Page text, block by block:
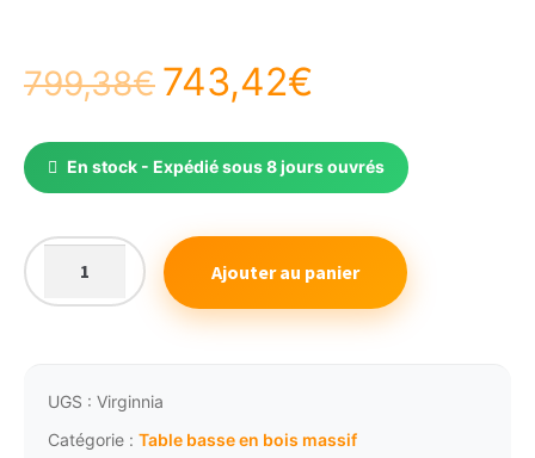
799,38€ Le
prix
initial
était :
799,38€.
743,42€
prix
actuel
est :
743,42€.
En stock - Expédié sous 8 jours ouvrés
quantité
de
bois
massif
Ajouter au panier
UGS : Virginnia
Catégorie : Table basse en bois massif